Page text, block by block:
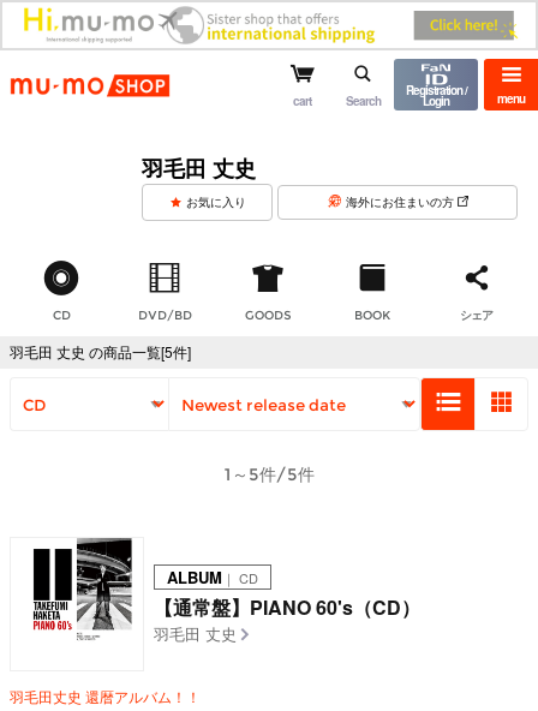
mu-mo shop menu
cart Search
Registration /
Login
羽毛田 丈史
お気に入り 海外にお住まいの方
CD DVD/BD GOODS BOOK シェア
羽毛田 丈史 の商品一覧[5件]
1～5件/5件
ALBUM ｜ CD
【通常盤】PIANO 60's（CD）
羽毛田 丈史
羽毛田丈史 還暦アルバム！！